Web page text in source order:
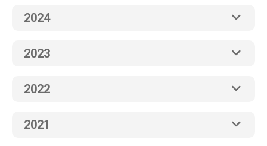
2024
2023
2022
2021